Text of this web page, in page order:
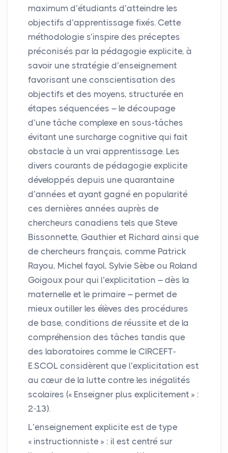
maximum d’étudiants d’atteindre les
objectifs d’apprentissage fixés. Cette
méthodologie s’inspire des préceptes
préconisés par la pédagogie explicite, à
savoir une stratégie d’enseignement
favorisant une conscientisation des
objectifs et des moyens, structurée en
étapes séquencées – le découpage
d’une tâche complexe en sous-tâches
évitant une surcharge cognitive qui fait
obstacle à un vrai apprentissage. Les
divers courants de pédagogie explicite
développés depuis une quarantaine
d’années et ayant gagné en popularité
ces dernières années auprès de
chercheurs canadiens tels que Steve
Bissonnette, Gauthier et Richard ainsi que
de chercheurs français, comme Patrick
Rayou, Michel fayol, Sylvie Sèbe ou Roland
Goigoux pour qui l’explicitation – dès la
maternelle et le primaire – permet de
mieux outiller les élèves des procédures
de base, conditions de réussite et de la
compréhension des tâches tandis que
des laboratoires comme le CIRCEFT-
E.SCOL considèrent que l’explicitation est
au cœur de la lutte contre les inégalités
scolaires (« Enseigner plus explicitement » :
2-13).
L’enseignement explicite est de type
« instructionniste » : il est centré sur